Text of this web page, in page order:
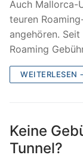
Auch Mallorca-
teuren
angehören.
Roaming
WEITERLESEN
Keine
Tunnel?